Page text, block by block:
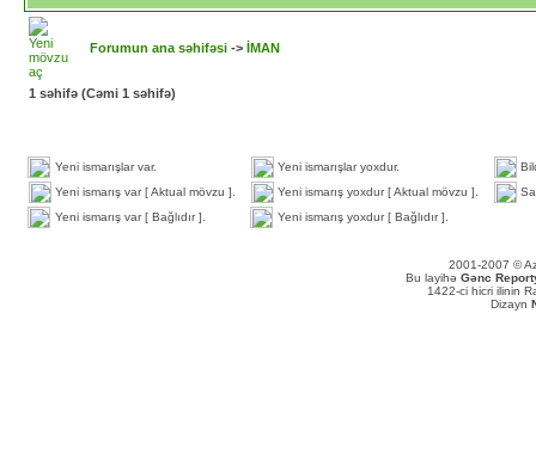
Forumun ana səhifəsi -> İMAN
1 səhifə (Cəmi 1 səhifə)
Yeni ismarışlar var. Yeni ismarışlar yoxdur.
Yeni ismarış var [ Aktual mövzu ].
Yeni ismarış yoxdur [ Aktual mövzu ].
Yeni ismarış var [ Bağlıdır ].
Yeni ismarış yoxdur [ Bağlıdır ].
2001-2007 ©
Bu layihə Gənc
1422-ci hicri ilinin
Dizayn